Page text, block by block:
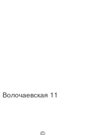
11
©